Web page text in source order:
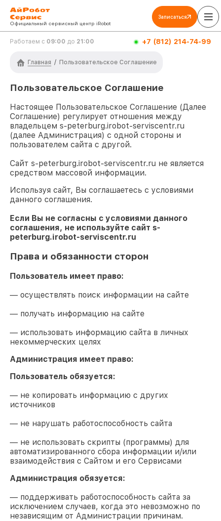
Официальный сервисный центр iRobot
Записаться
Работаем с 09:00 до 21:00 +7 (812) 214-74-99
Главная / Пользовательское Соглашение
Пользовательское Соглашение
Настоящее Пользовательское Соглашение (Далее
Соглашение) регулирует отношения между
владельцем s-peterburg.irobot-serviscentr.ru
(далее Администрация) с одной стороны и
пользователем сайта с другой.
Сайт s-peterburg.irobot-serviscentr.ru не является
средством массовой информации.
Используя сайт, Вы соглашаетесь с условиями
данного соглашения.
Если Вы не согласны с условиями данного
соглашения, не используйте сайт s-
peterburg.irobot-serviscentr.ru
Права и обязанности сторон
Пользователь имеет право:
— осуществлять поиск информации на сайте
— получать информацию на сайте
— использовать информацию сайта в личных
некоммерческих целях
Администрация имеет право:
Пользователь обязуется:
— не копировать информацию с других
источников
— не нарушать работоспособность сайта
— не использовать скрипты (программы) для
автоматизированного сбора информации и/или
взаимодействия с Сайтом и его Сервисами
Администрация обязуется:
— поддерживать работоспособность сайта за
исключением случаев, когда это невозможно по
независящим от Администрации причинам.